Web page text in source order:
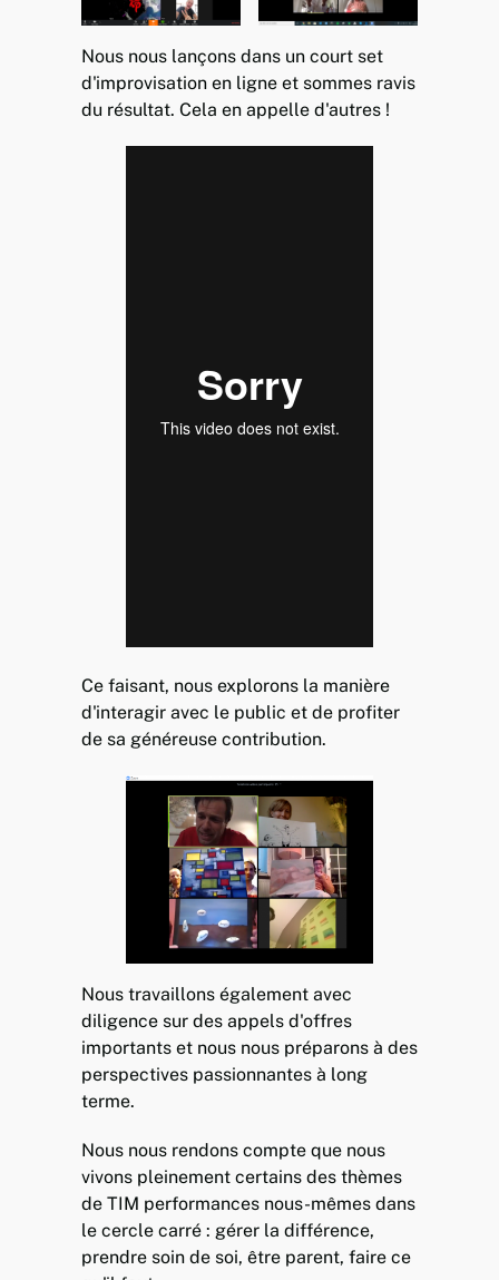
Nous nous lançons dans un court set
d'improvisation en ligne et sommes ravis
du résultat. Cela en appelle d'autres !
Ce faisant, nous explorons la manière
d'interagir avec le public et de profiter
de sa généreuse contribution.
Nous travaillons également avec
diligence sur des appels d'offres
importants et nous nous préparons à des
perspectives passionnantes à long
terme.
Nous nous rendons compte que nous
vivons pleinement certains des thèmes
de TIM performances nous-mêmes dans
le cercle carré : gérer la différence,
prendre soin de soi, être parent, faire ce